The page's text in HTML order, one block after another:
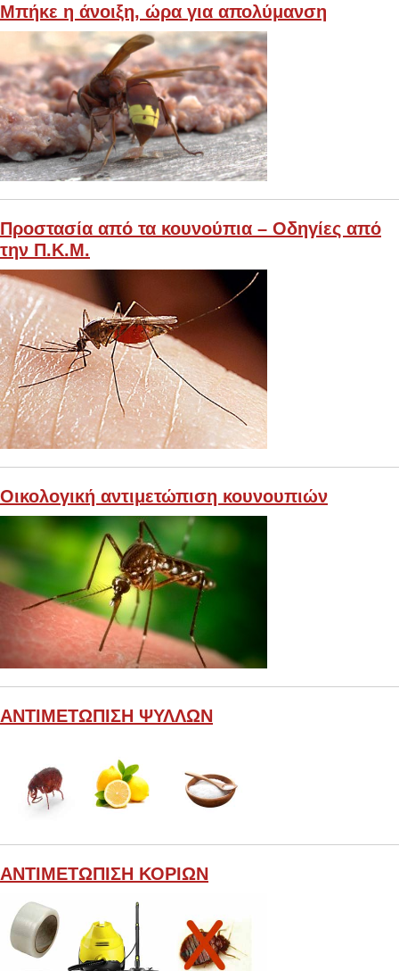
Μπήκε η άνοιξη, ώρα για απολύμανση
Προστασία από τα κουνούπια – Οδηγίες από
την Π.Κ.Μ.
Οικολογική αντιμετώπιση κουνουπιών
ΑΝΤΙΜΕΤΩΠΙΣΗ ΨΥΛΛΩΝ
ΑΝΤΙΜΕΤΩΠΙΣΗ ΚΟΡΙΩΝ